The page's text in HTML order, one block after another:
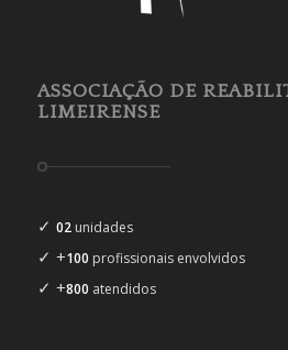
ASSOCIAÇÃO DE
LIMEIRENSE
✓ 02unidades
✓ +100 profissionais envolvidos
✓ +800 atendidos